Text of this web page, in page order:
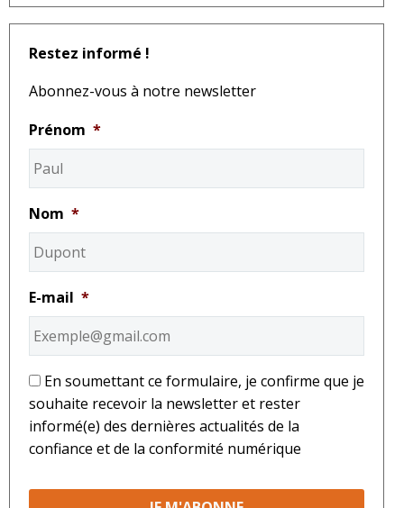
Restez informé !
Abonnez-vous à notre newsletter
Prénom *
Nom *
E-mail *
* En soumettant ce formulaire, je confirme que je
souhaite recevoir la newsletter et rester
informé(e) des dernières actualités de la
confiance et de la conformité numérique